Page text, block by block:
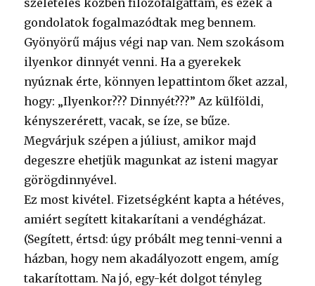
szeletelés közben filozofálgattam, és ezek a
gondolatok fogalmazódtak meg bennem.
Gyönyörű május végi nap van. Nem szokásom
ilyenkor dinnyét venni. Ha a gyerekek
nyúznak érte, könnyen lepattintom őket azzal,
hogy: „Ilyenkor??? Dinnyét???” Az külföldi,
kényszerérett, vacak, se íze, se bűze.
Megvárjuk szépen a júliust, amikor majd
degeszre ehetjük magunkat az isteni magyar
görögdinnyével.
Ez most kivétel. Fizetségként kapta a hétéves,
amiért segített kitakarítani a vendégházat.
(Segített, értsd: úgy próbált meg tenni-venni a
házban, hogy nem akadályozott engem, amíg
takarítottam. Na jó, egy-két dolgot tényleg